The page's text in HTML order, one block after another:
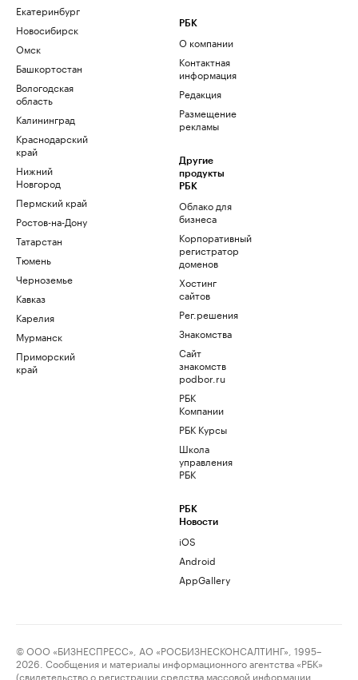
Екатеринбург
Новосибирск
Омск
Башкортостан
Вологодская
область
Калининград
Краснодарский
край
Нижний
Новгород
Пермский край
Ростов-на-Дону
Татарстан
Тюмень
Черноземье
Кавказ
Карелия
Мурманск
Приморский
край
РБК
О компании
Контактная
информация
Редакция
Размещение
рекламы
Другие
продукты
РБК
Облако для
бизнеса
Корпоративный
регистратор
доменов
Хостинг
сайтов
Рег.решения
Знакомства
Сайт
знакомств
podbor.ru
РБК
Компании
РБК Курсы
Школа
управления
РБК
РБК
Новости
iOS
Android
AppGallery
© ООО «БИЗНЕСПРЕСС», АО «РОСБИЗНЕСКОНСАЛТИНГ», 1995–
2026. Сообщения и материалы информационного агентства «РБК»
(свидетельство о регистрации средства массовой информации